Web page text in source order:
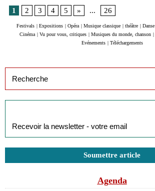
1
2 3 4 5 » ... 26
Festivals | Expositions | Opéra | Musique classique | théâtre | Danse
Cinéma | Vu pour vous, critiques | Musiques du monde, chanson |
Evénements | Téléchargements
Soumettre article
Agenda